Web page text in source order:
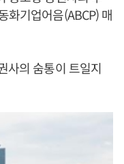
화기업어음(ABCP) 매
사의 숨통이 트일지